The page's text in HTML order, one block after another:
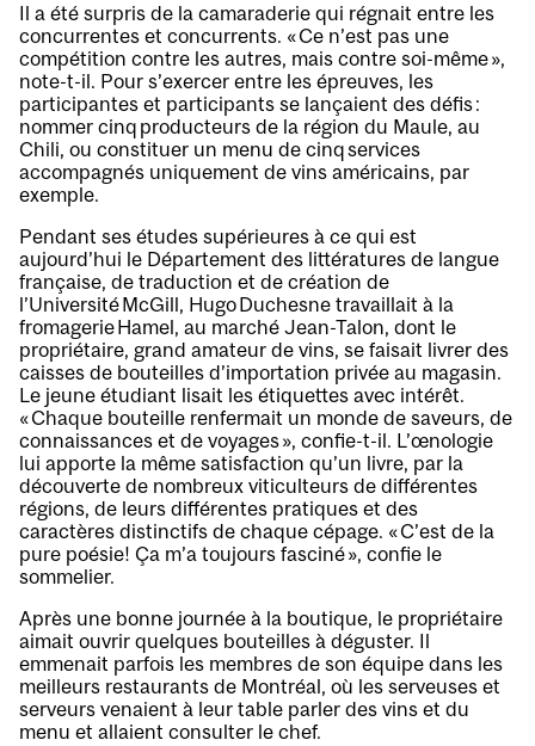
Il a été surpris de la camaraderie qui régnait entre les
concurrentes et concurrents. « Ce n’est pas une
compétition contre les autres, mais contre soi-même »,
note-t-il. Pour s’exercer entre les épreuves, les
participantes et participants se lançaient des défis :
nommer cinq producteurs de la région du Maule, au
Chili, ou constituer un menu de cinq services
accompagnés uniquement de vins américains, par
exemple.
Pendant ses études supérieures à ce qui est
aujourd’hui le Département des littératures de langue
française, de traduction et de création de
l’Université McGill, Hugo Duchesne travaillait à la
fromagerie Hamel, au marché Jean-Talon, dont le
propriétaire, grand amateur de vins, se faisait livrer des
caisses de bouteilles d’importation privée au magasin.
Le jeune étudiant lisait les étiquettes avec intérêt.
« Chaque bouteille renfermait un monde de saveurs, de
connaissances et de voyages », confie-t-il. L’œnologie
lui apporte la même satisfaction qu’un livre, par la
découverte de nombreux viticulteurs de différentes
régions, de leurs différentes pratiques et des
caractères distinctifs de chaque cépage. « C’est de la
pure poésie! Ça m’a toujours fasciné », confie le
sommelier.
Après une bonne journée à la boutique, le propriétaire
aimait ouvrir quelques bouteilles à déguster. Il
emmenait parfois les membres de son équipe dans les
meilleurs restaurants de Montréal, où les serveuses et
serveurs venaient à leur table parler des vins et du
menu et allaient consulter le chef.